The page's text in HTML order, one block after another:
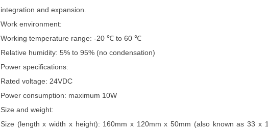
integration and expansion.
Work environment:
Working temperature range: -20 ℃ to 60 ℃
Relative humidity: 5% to 95% (no condensation)
Power specifications:
Rated voltage: 24VDC
Power consumption: maximum 10W
Size and weight:
Size (length x width x height): 160mm x 120mm x 50mm (also known as 33 x